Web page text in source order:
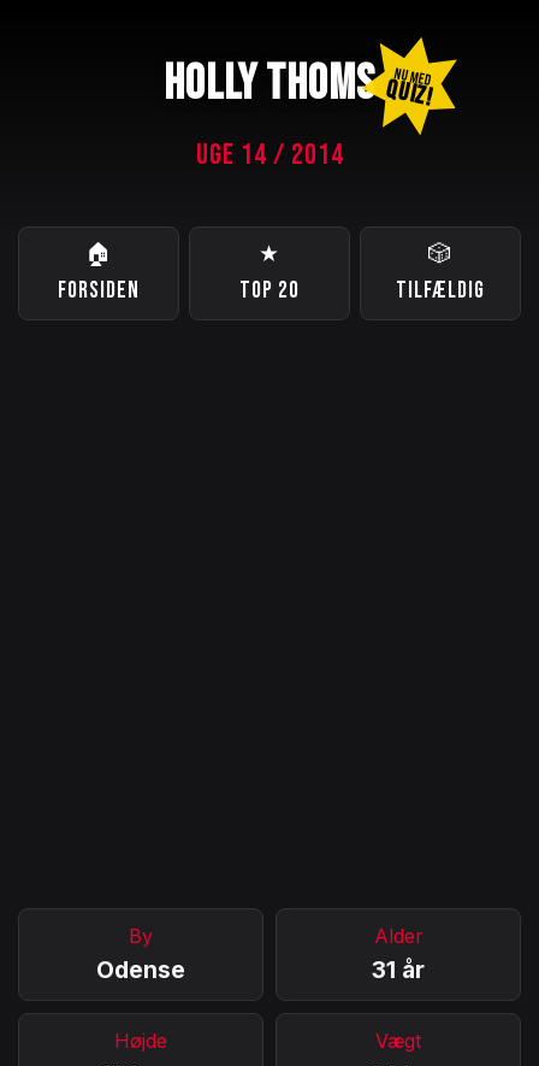
HOLLY THOMS NU MED
QUIZ!
UGE 14 / 2014
🏠
FORSIDEN
★
TOP 20
🎲
TILFÆLDIG
By
Odense
Alder
31 år
Højde Vægt